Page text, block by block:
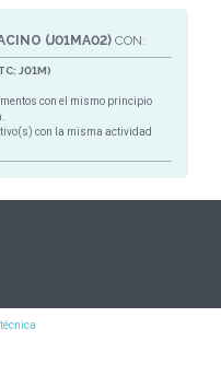
(J01MA02) CON:
J01M)
con el mismo principio
con la misma actividad